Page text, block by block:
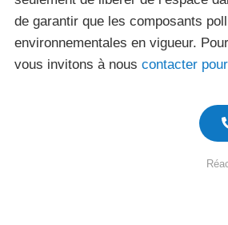
de garantir que les composants
environnementales en vigueur.
vous invitons à nous contacter